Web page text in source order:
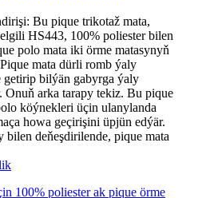
Bu pique trikotaž mata,
HS443, 100% poliester bilen
polo mata iki örme matasynyň
mata dürli romb ýaly
getirip bilýän gabyrga ýaly
Onuň arka tarapy tekiz. Bu pique
köýnekleri üçin ulanylanda
howa geçirişini üpjün edýär.
bilen deňeşdirilende, pique mata